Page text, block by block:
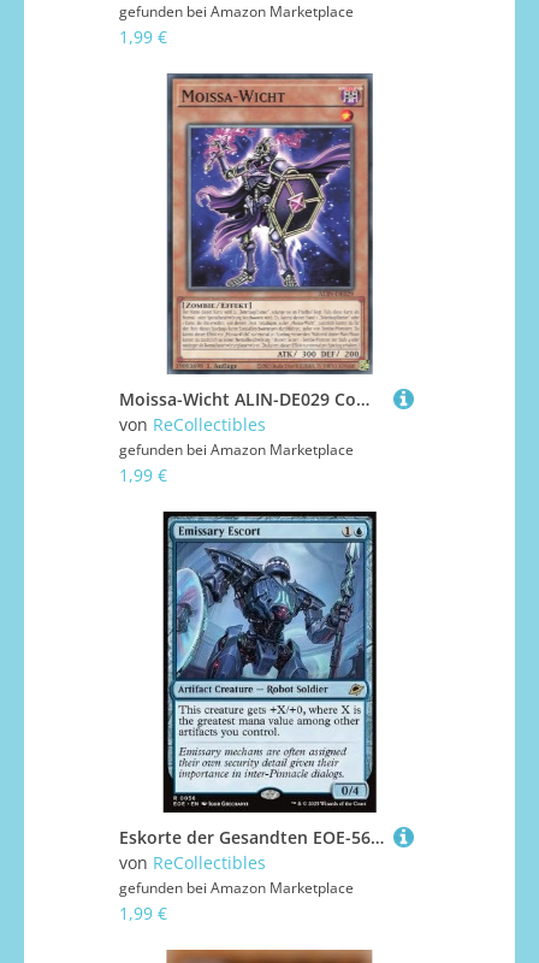
gefunden bei Amazon Marketplace
1,99 €
Moissa-Wicht ALIN-DE029 Common Deutsch Boosterfrisch 1. Auflage - Alliance Insight - mit ReCollectibles-Versandschutz - für Yu-Gi-Oh!
von ReCollectibles
gefunden bei Amazon Marketplace
1,99 €
Eskorte der Gesandten EOE-56 Rare Deutsch Boosterfrisch - Edge of Eternities - mit ReCollectibles-Versandschutz - für Magic/MTG
von ReCollectibles
gefunden bei Amazon Marketplace
1,99 €